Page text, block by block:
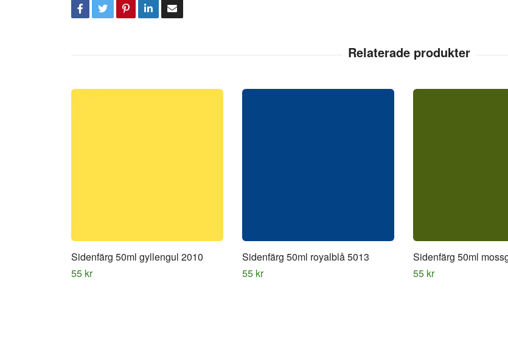
Sidenfärg 50ml gyllengul 2010
55 kr
Sidenfärg 50ml royalblå 5013
55 kr
Sidenfärg 50ml
55 kr